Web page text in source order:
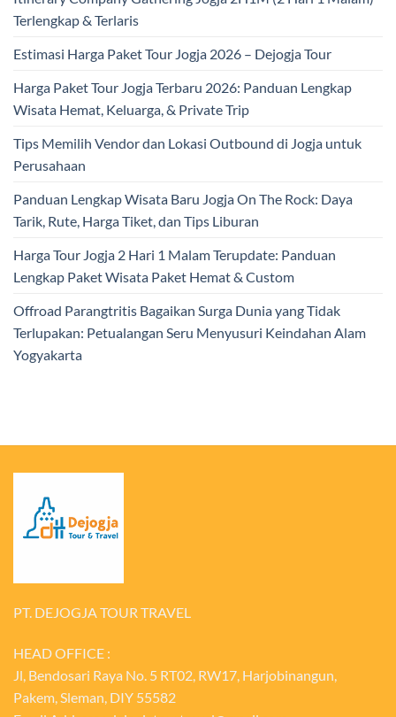
Terlengkap & Terlaris
Estimasi Harga Paket Tour Jogja 2026 – Dejogja Tour
Harga Paket Tour Jogja Terbaru 2026: Panduan Lengkap
Wisata Hemat, Keluarga, & Private Trip
Tips Memilih Vendor dan Lokasi Outbound di Jogja untuk
Perusahaan
Panduan Lengkap Wisata Baru Jogja On The Rock: Daya
Tarik, Rute, Harga Tiket, dan Tips Liburan
Harga Tour Jogja 2 Hari 1 Malam Terupdate: Panduan
Lengkap Paket Wisata Paket Hemat & Custom
Offroad Parangtritis Bagaikan Surga Dunia yang Tidak
Terlupakan: Petualangan Seru Menyusuri Keindahan Alam
Yogyakarta
PT. DEJOGJA TOUR TRAVEL
HEAD OFFICE :
Jl, Bendosari Raya No. 5 RT02, RW17, Harjobinangun,
Pakem, Sleman, DIY 55582